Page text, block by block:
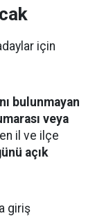
için
bulunmayan
veya
il ve ilçe
açık
giriş